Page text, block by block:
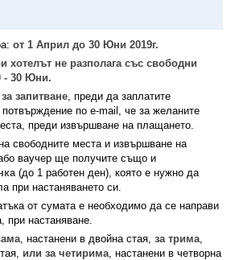
за четирима,
25кв.м. и са обзаведени с двойно
кухненски бокс, хладилник,
възел, балкон, климатик, WiFi.
25кв.м. и са оборудвани с едно
гардероб, телевизор, кухненски
санитарен възел, балкон,
от едно помещение оборудвано с
или едно двойно легло и две единични,
бокс, хладилник, самостоятелен
климатик, WiFi и са с големина 35кв.м.
от 1 Април до 30 Юни 2019г.
хотелът не разполага със свободни
- 30 Юни.
запитване, преди да заплатите
по e-mail, че за желаните
преди извършване на плащането.
свободните места и извършване на
ваучер ще получите също и
(до 1 работен ден), която е нужно да
при настаняването си.
от сумата е необходимо да се направи
при настаняване.
, настанени в двойна стая, за трима,
или за четирима, настанени в четворна